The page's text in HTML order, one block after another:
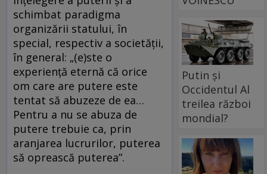
schimbat paradigma
organizării statului, în
special, respectiv a societății,
în general: „(e)ste o
experiență eternă că orice
om care are putere este
tentat să abuzeze de ea…
Pentru a nu se abuza de
putere trebuie ca, prin
aranjarea lucrurilor, puterea
să oprească puterea”.
Putin și
Occidentul Al
treilea război
mondial?